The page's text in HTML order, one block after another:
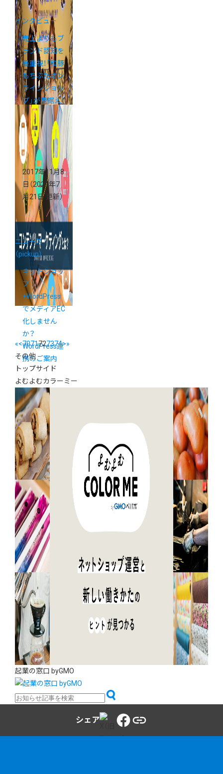
インタビュー
売上よりもブ
ランド認知を
最重視！「和豚
もちぶたオン
ラインショッ
プ」が見据え
るEC運営の
未来
2017年11月8
日（2021年7
月21日 更新）
ニュース
（pickup）
ネットショッ
プ
+WordPress
でメディアEC
化しません
か？
WordPress連
携のご案内
«<7071727374>»
その他
トップサイド
よむよむカラーミー
起業の窓口 byGMO
シェア